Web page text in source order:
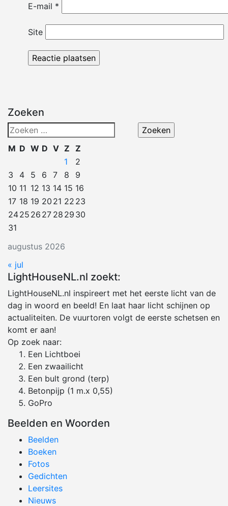
E-mail *
Site
Zoeken
Zoeken
naar:
augustus 2026
M D W D V Z Z
1
2
3
4 5 6 7 8
9
10 11 12 13 14 15 16
17 18 19 20 21 22 23
2425 26 27 28 29 30
31
« jul
LightHouseNL.nl zoekt:
LightHouseNL.nl inspireert met het eerste licht van de
dag in woord en beeld! En laat haar licht schijnen op
actualiteiten. De vuurtoren volgt de eerste schetsen en
komt er aan!
Op zoek naar:
Een Lichtboei
Een zwaailicht
Een bult grond (terp)
Betonpijp (1 m.x 0,55)
GoPro
Beelden en Woorden
Beelden
Boeken
Fotos
Gedichten
Leersites
Nieuws